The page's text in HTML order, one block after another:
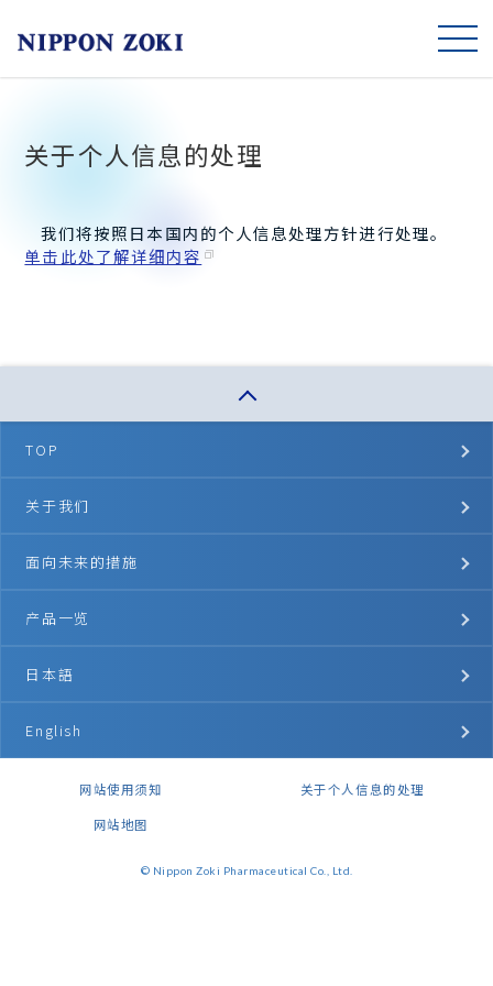
关于我们
面向未来的措施
联系我们
English
关于个人信息的处理
我们将按照日本国内的个人信息处理方针进行处理。
单击此处了解详细内容
TOP
关于我们
面向未来的措施
产品一览
日本語
English
网站使用须知
关于个人信息的处理
网站地图
© Nippon Zoki Pharmaceutical Co., Ltd.